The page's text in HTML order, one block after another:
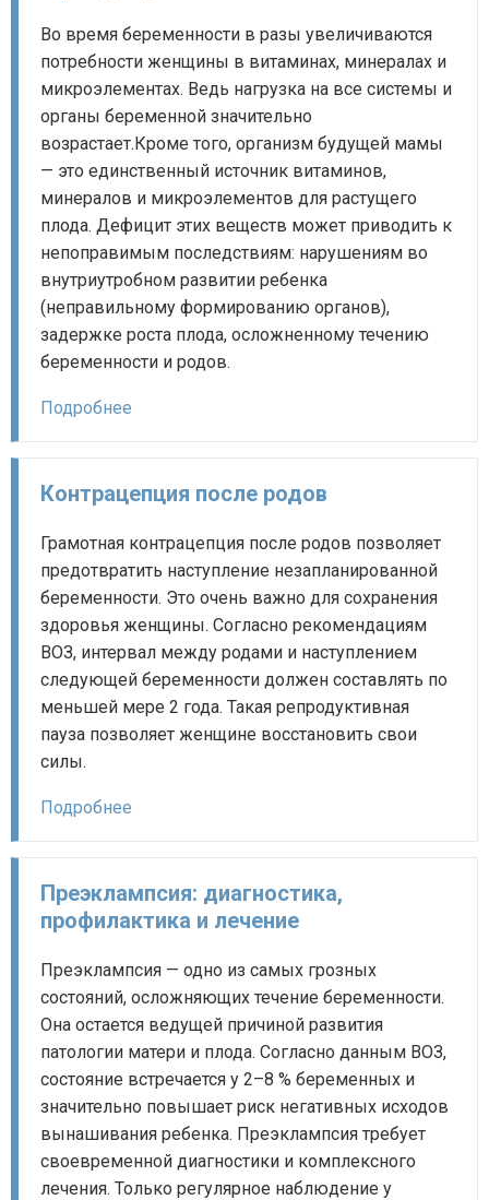
Во время беременности в разы увеличиваются
потребности женщины в витаминах, минералах и
микроэлементах. Ведь нагрузка на все системы и
органы беременной значительно
возрастает.Кроме того, организм будущей мамы
— это единственный источник витаминов,
минералов и микроэлементов для растущего
плода. Дефицит этих веществ может приводить к
непоправимым последствиям: нарушениям во
внутриутробном развитии ребенка
(неправильному формированию органов),
задержке роста плода, осложненному течению
беременности и родов.
Подробнее
Контрацепция после родов
Грамотная контрацепция после родов позволяет
предотвратить наступление незапланированной
беременности. Это очень важно для сохранения
здоровья женщины. Согласно рекомендациям
ВОЗ, интервал между родами и наступлением
следующей беременности должен составлять по
меньшей мере 2 года. Такая репродуктивная
пауза позволяет женщине восстановить свои
силы.
Подробнее
Преэклампсия: диагностика,
профилактика и лечение
Преэклампсия — одно из самых грозных
состояний, осложняющих течение беременности.
Она остается ведущей причиной развития
патологии матери и плода. Согласно данным ВОЗ,
состояние встречается у 2–8 % беременных и
значительно повышает риск негативных исходов
вынашивания ребенка. Преэклампсия требует
своевременной диагностики и комплексного
лечения. Только регулярное наблюдение у